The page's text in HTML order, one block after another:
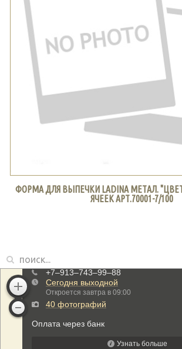
ФОРМА ДЛЯ ВЫПЕЧКИ LADINA МЕТАЛ.
ЯЧЕЕК АРТ.70001-7/100